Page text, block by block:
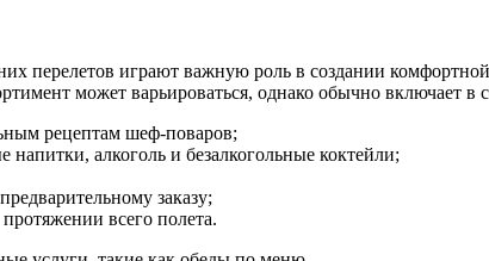
перелетов играют важную роль в создании
может варьироваться, однако обычно включает в
рецептам шеф-поваров;
алкоголь и безалкогольные коктейли;
заказу;
всего полета.